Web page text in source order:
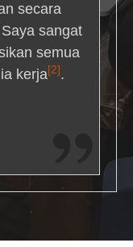
secara
sangat
semua
kerja[2] .